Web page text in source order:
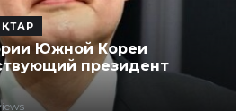
Южной Кореи
президент